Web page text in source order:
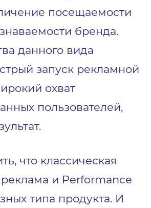
посещаемости
бренда.
данного вида
запуск рекламной
охват
пользователей,
что классическая
реклама и Performance
типа продукта. И